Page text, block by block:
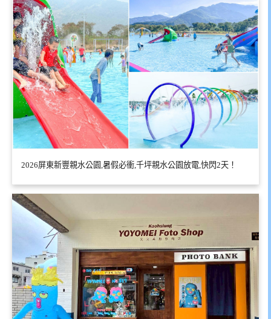
2026屏東新豐親水公園,暑假必衝,千坪親水公園放電,快閃2天！